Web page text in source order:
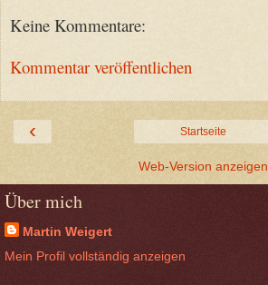
Keine Kommentare:
Kommentar veröffentlichen
‹ Startseite
Web-Version anzeigen
Über mich
Martin Weigert
Mein Profil vollständig anzeigen